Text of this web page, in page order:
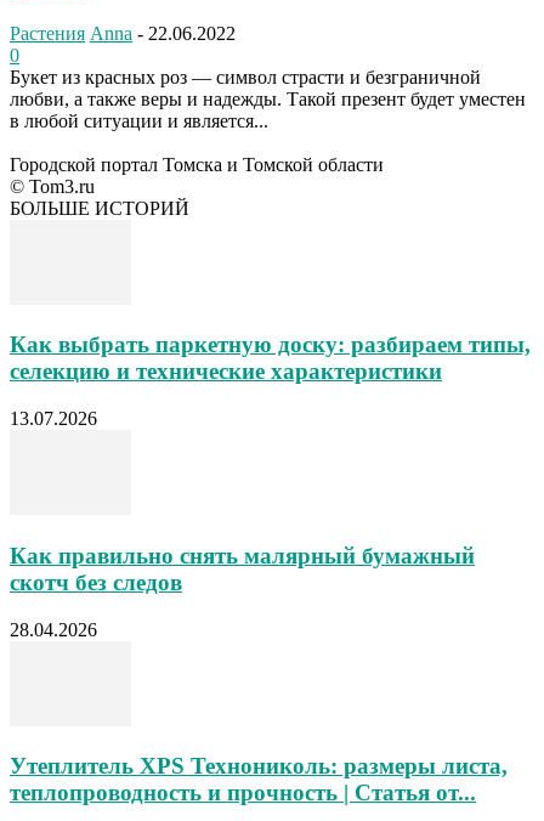
Растения Anna - 22.06.2022
0
Букет из красных роз — символ страсти и безграничной
любви, а также веры и надежды. Такой презент будет уместен
в любой ситуации и является...
Городской портал Томска и Томской области
© Tom3.ru
БОЛЬШЕ ИСТОРИЙ
Как выбрать паркетную доску: разбираем типы,
селекцию и технические характеристики
13.07.2026
Как правильно снять малярный бумажный
скотч без следов
28.04.2026
Утеплитель XPS Технониколь: размеры листа,
теплопроводность и прочность | Статья от...